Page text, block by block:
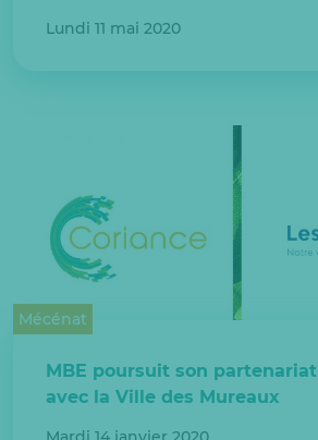
Lundi 11 mai 2020
Mécénat
MBE poursuit son partenariat
avec la Ville des Mureaux